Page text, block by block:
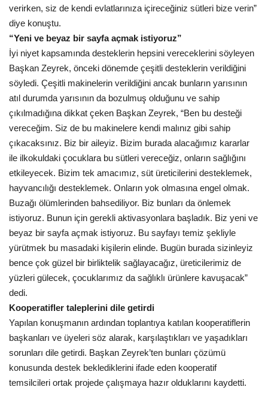
verirken, siz de kendi evlatlarınıza içireceğiniz sütleri bize verin”
diye konuştu.
“Yeni ve beyaz bir sayfa açmak istiyoruz”
İyi niyet kapsamında desteklerin hepsini vereceklerini söyleyen
Başkan Zeyrek, önceki dönemde çeşitli desteklerin verildiğini
söyledi. Çeşitli makinelerin verildiğini ancak bunların yarısının
atıl durumda yarısının da bozulmuş olduğunu ve sahip
çıkılmadığına dikkat çeken Başkan Zeyrek, “Ben bu desteği
vereceğim. Siz de bu makinelere kendi malınız gibi sahip
çıkacaksınız. Biz bir aileyiz. Bizim burada alacağımız kararlar
ile ilkokuldaki çocuklara bu sütleri vereceğiz, onların sağlığını
etkileyecek. Bizim tek amacımız, süt üreticilerini desteklemek,
hayvancılığı desteklemek. Onların yok olmasına engel olmak.
Buzağı ölümlerinden bahsediliyor. Biz bunları da önlemek
istiyoruz. Bunun için gerekli aktivasyonlara başladık. Biz yeni ve
beyaz bir sayfa açmak istiyoruz. Bu sayfayı temiz şekliyle
yürütmek bu masadaki kişilerin elinde. Bugün burada sizinleyiz
bence çok güzel bir birliktelik sağlayacağız, üreticilerimiz de
yüzleri gülecek, çocuklarımız da sağlıklı ürünlere kavuşacak”
dedi.
Kooperatifler taleplerini dile getirdi
Yapılan konuşmanın ardından toplantıya katılan kooperatiflerin
başkanları ve üyeleri söz alarak, karşılaştıkları ve yaşadıkları
sorunları dile getirdi. Başkan Zeyrek’ten bunları çözümü
konusunda destek beklediklerini ifade eden kooperatif
temsilcileri ortak projede çalışmaya hazır olduklarını kaydetti.